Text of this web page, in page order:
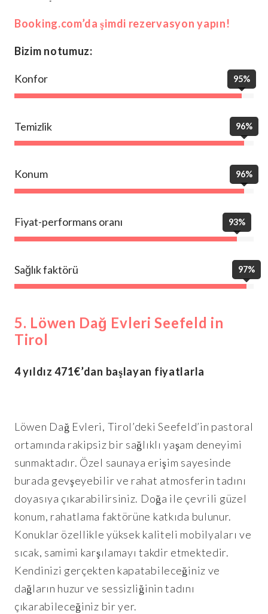
Booking.com’da şimdi rezervasyon yapın!
Bizim notumuz:
Konfor 95%
Temizlik 96%
Konum 96%
Fiyat-performans oranı 93%
Sağlık faktörü 97%
5. Löwen Dağ Evleri Seefeld in
Tirol
4 yıldız 471€’dan başlayan fiyatlarla
Löwen Dağ Evleri, Tirol’deki Seefeld’in pastoral
ortamında rakipsiz bir sağlıklı yaşam deneyimi
sunmaktadır. Özel saunaya erişim sayesinde
burada gevşeyebilir ve rahat atmosferin tadını
doyasıya çıkarabilirsiniz. Doğa ile çevrili güzel
konum, rahatlama faktörüne katkıda bulunur.
Konuklar özellikle yüksek kaliteli mobilyaları ve
sıcak, samimi karşılamayı takdir etmektedir.
Kendinizi gerçekten kapatabileceğiniz ve
dağların huzur ve sessizliğinin tadını
çıkarabileceğiniz bir yer.